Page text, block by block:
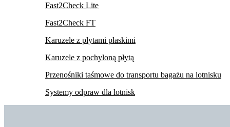
Fast2Check Lite
Fast2Check FT
Karuzele z płytami płaskimi
Karuzele z pochyloną płytą
Przenośniki taśmowe do transportu bagażu na lotnisku
Systemy odpraw dla lotnisk